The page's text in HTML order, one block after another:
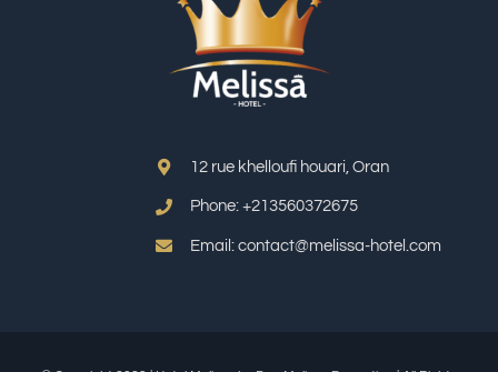
12 rue khelloufi houari, Oran
Phone: +213560372675
Email: contact@melissa-hotel.com